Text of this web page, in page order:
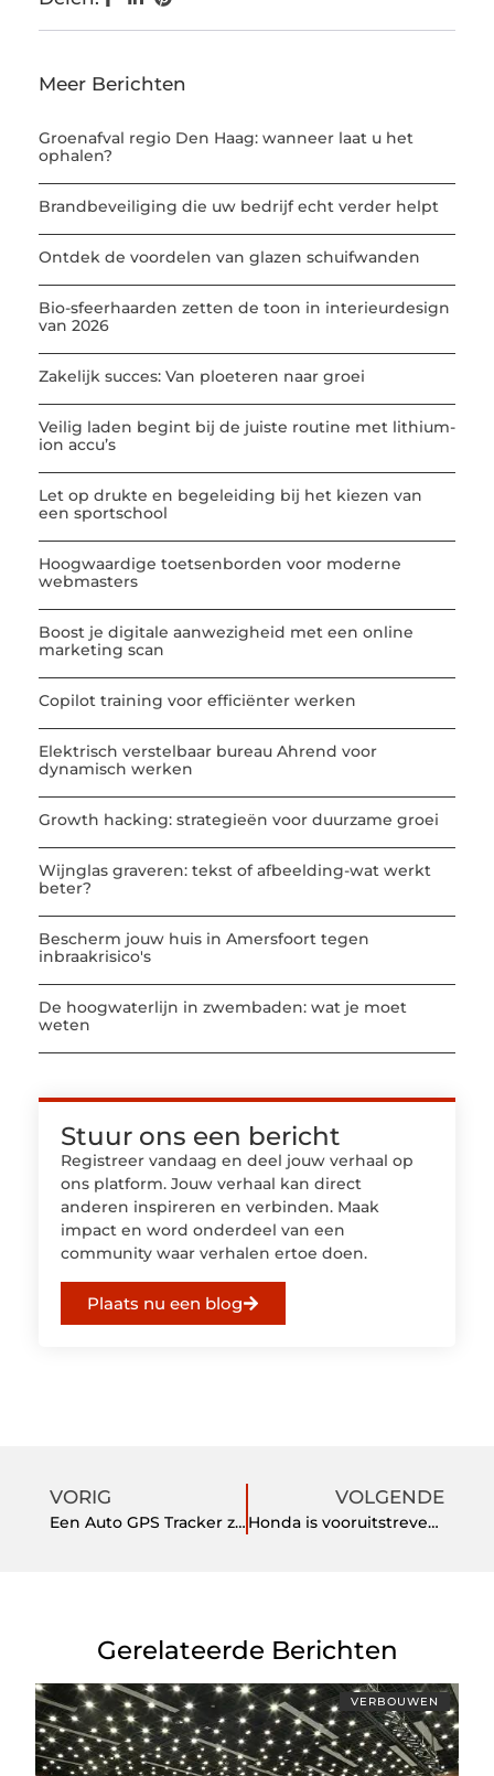
Meer Berichten
Groenafval regio Den Haag: wanneer laat u het
ophalen?
Brandbeveiliging die uw bedrijf echt verder helpt
Ontdek de voordelen van glazen schuifwanden
Bio-sfeerhaarden zetten de toon in interieurdesign
van 2026
Zakelijk succes: Van ploeteren naar groei
Veilig laden begint bij de juiste routine met lithium-
ion accu’s
Let op drukte en begeleiding bij het kiezen van
een sportschool
Hoogwaardige toetsenborden voor moderne
webmasters
Boost je digitale aanwezigheid met een online
marketing scan
Copilot training voor efficiënter werken
Elektrisch verstelbaar bureau Ahrend voor
dynamisch werken
Growth hacking: strategieën voor duurzame groei
Wijnglas graveren: tekst of afbeelding-wat werkt
beter?
Bescherm jouw huis in Amersfoort tegen
inbraakrisico's
De hoogwaterlijn in zwembaden: wat je moet
weten
Stuur ons een bericht
Registreer vandaag en deel jouw verhaal op
ons platform. Jouw verhaal kan direct
anderen inspireren en verbinden. Maak
impact en word onderdeel van een
community waar verhalen ertoe doen.
Plaats nu een blog
VORIG
Een Auto GPS Tracker zonder abonnement, ja dat kan!
VOLGENDE
Honda is vooruitstrevend en innovatief
Gerelateerde Berichten
VERBOUWEN